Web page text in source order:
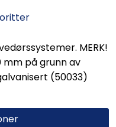
MERK!
mm på grunn av
(50033)